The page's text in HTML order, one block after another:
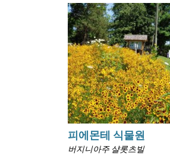
피에몬테 식물원
버지니아주 샬롯츠빌